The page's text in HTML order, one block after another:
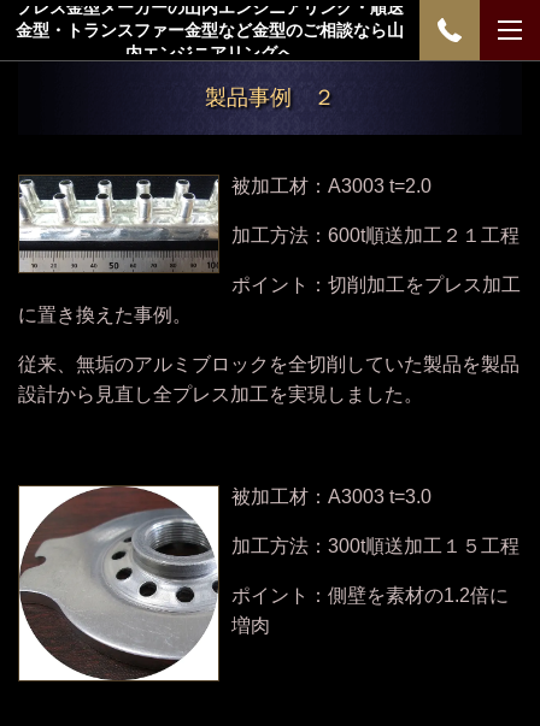
プレス金型メーカーの山内エンジニアリング・順送
金型・トランスファー金型など金型のご相談なら山
内エンジニアリングへ
製品事例 ２
被加工材：A3003 t=2.0
加工方法：600t順送加工２１工程
ポイント：切削加工をプレス加工
に置き換えた事例。
従来、無垢のアルミブロックを全切削していた製品を製品
設計から見直し全プレス加工を実現しました。
被加工材：A3003 t=3.0
加工方法：300t順送加工１５工程
ポイント：側壁を素材の1.2倍に
増肉